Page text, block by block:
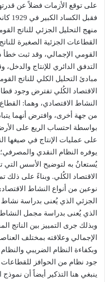
على توقع الأزمات فضلاً عن
فقبل
منهج التحليل الجزئي للناتج
القطاعات الجزئية الصغيرة
القومي الإجمالي، وقد ثبت
التدفق الدائري للإنتاج
مبادئ التحليل الكلي للناتج
الاقتصاد الكُلي تفترض وجود
النشاط الاقتصادي، وهما:
من جهة أخرى، وافترض أنهما
بواسطة احتساب الريع على
على عمليات الإنتاج في صيغها
يوفره النظام النقدي
يُستعانُ به لتوضيح الأسس التي
الاقتصاد الكُلي. وبناءً على ذلك
نوعين من أنواع النشاط
الجزئي الذي يُعنى بدراسة نشاط
الذي يُعنى بدراسة مجمل
وبذلك جرى التمييز بين الناتج
الإجمالي وعلاقته بمختلف
وبكفاءة النظام الضريبي
جود نظام من الحوافز للقطاعات
ينبغي هنا التذكير أيضاً أن نموذج